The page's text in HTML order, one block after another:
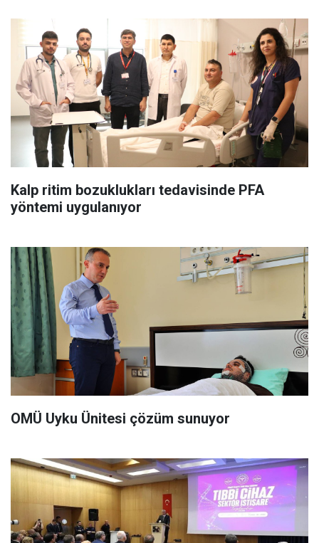
Kalp ritim bozuklukları tedavisinde PFA
yöntemi uygulanıyor
OMÜ Uyku Ünitesi çözüm sunuyor